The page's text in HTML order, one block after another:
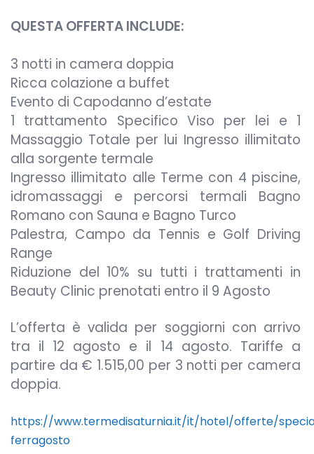
QUESTA OFFERTA INCLUDE:
3 notti in camera doppia
Ricca colazione a buffet
Evento di Capodanno d’estate
1 trattamento Specifico Viso per lei e 1
Massaggio Totale per lui Ingresso illimitato
alla sorgente termale
Ingresso illimitato alle Terme con 4 piscine,
idromassaggi e percorsi termali Bagno
Romano con Sauna e Bagno Turco
Palestra, Campo da Tennis e Golf Driving
Range
Riduzione del 10% su tutti i trattamenti in
Beauty Clinic prenotati entro il 9 Agosto
L’offerta è valida per soggiorni con arrivo
tra il 12 agosto e il 14 agosto. Tariffe a
partire da € 1.515,00 per 3 notti per camera
doppia.
https://www.termedisaturnia.it/it/hotel/offerte/
ferragosto